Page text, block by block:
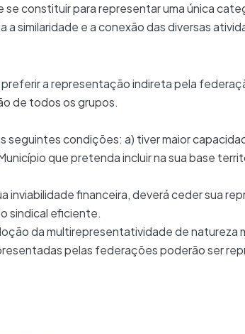
constituir para representar uma única
similaridade e a conexão das diversas
a representação indireta pela
de todos os grupos.
condições: a) tiver maior
que pretenda incluir na sua base
financeira, deverá ceder sua
sindical eficiente.
da multirepresentatividade de natureza
pelas federações poderão ser